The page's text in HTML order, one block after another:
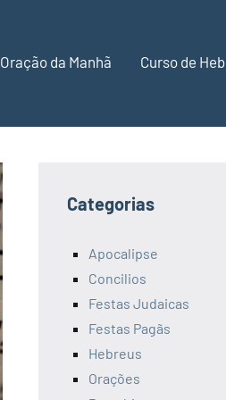
Oração da Manhã Curso de
Categorias
Apocalipse
Concilios
Festas Judaicas
Festas Pagãs
Hebreus
Orações